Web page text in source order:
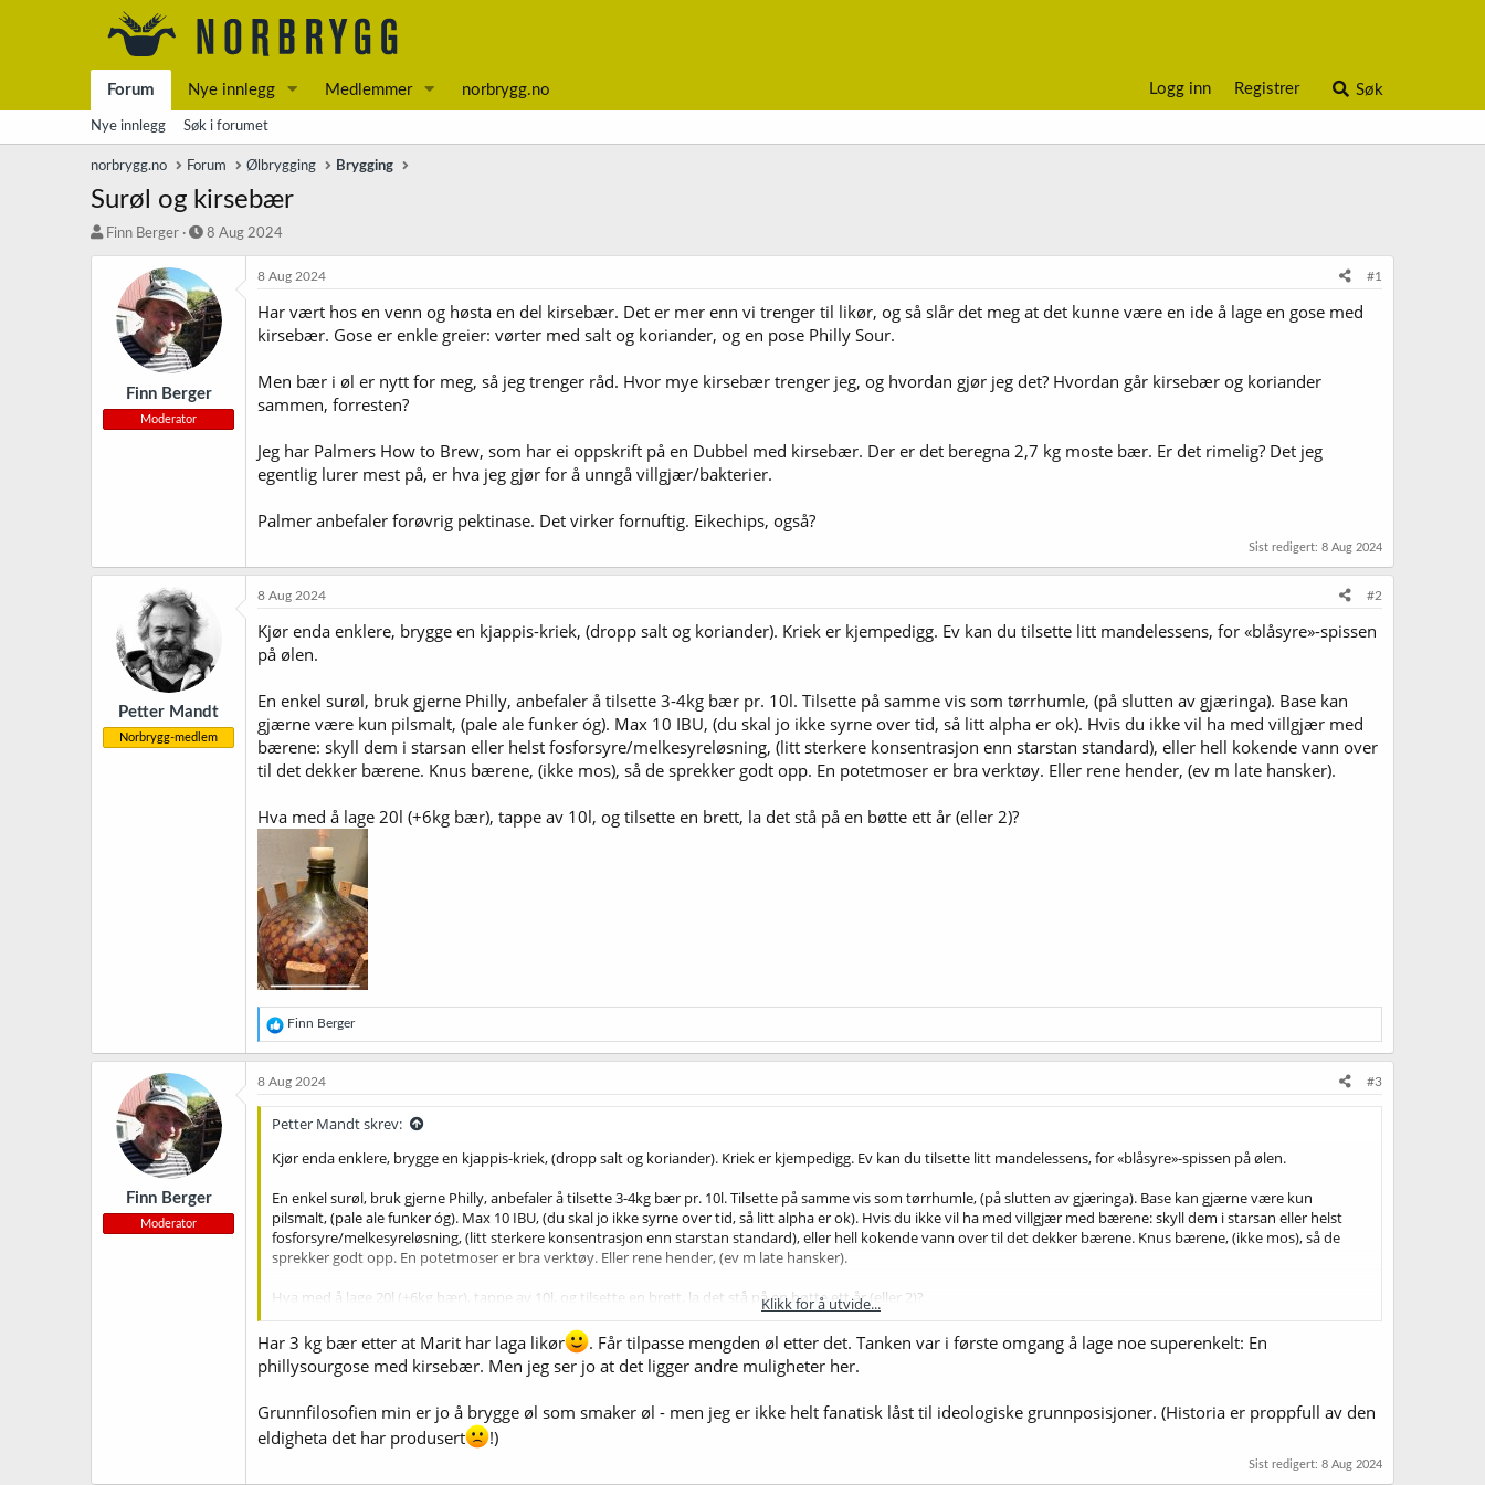
Forum Nye innlegg Medlemmer norbrygg.no Logg inn Registrer Søk
Nye innlegg Søk i forumet
norbrygg.no Forum Ølbrygging Brygging
Surøl og kirsebær
T
e
r
Finn Berger
S
r
t
d
a
o
8 Aug 2024
Finn Berger
Moderator
8 Aug 2024 #1
Har vært hos en venn og høsta en del kirsebær. Det er mer enn vi trenger til likør, og så slår det meg at det kunne være en ide å lage en gose med
kirsebær. Gose er enkle greier: vørter med salt og koriander, og en pose Philly Sour.
Men bær i øl er nytt for meg, så jeg trenger råd. Hvor mye kirsebær trenger jeg, og hvordan gjør jeg det? Hvordan går kirsebær og koriander
sammen, forresten?
Jeg har Palmers How to Brew, som har ei oppskrift på en Dubbel med kirsebær. Der er det beregna 2,7 kg moste bær. Er det rimelig? Det jeg
egentlig lurer mest på, er hva jeg gjør for å unngå villgjær/bakterier.
Palmer anbefaler forøvrig pektinase. Det virker fornuftig. Eikechips, også?
Sist redigert: 8 Aug 2024
Petter Mandt
Norbrygg-medlem
8 Aug 2024 #2
Kjør enda enklere, brygge en kjappis-kriek, (dropp salt og koriander). Kriek er kjempedigg. Ev kan du tilsette litt mandelessens, for «blåsyre»-spissen
på ølen.
En enkel surøl, bruk gjerne Philly, anbefaler å tilsette 3-4kg bær pr. 10l. Tilsette på samme vis som tørrhumle, (på slutten av gjæringa). Base kan
gjærne være kun pilsmalt, (pale ale funker óg). Max 10 IBU, (du skal jo ikke syrne over tid, så litt alpha er ok). Hvis du ikke vil ha med villgjær med
bærene: skyll dem i starsan eller helst fosforsyre/melkesyreløsning, (litt sterkere konsentrasjon enn starstan standard), eller hell kokende vann over
til det dekker bærene. Knus bærene, (ikke mos), så de sprekker godt opp. En potetmoser er bra verktøy. Eller rene hender, (ev m late hansker).
Hva med å lage 20l (+6kg bær), tappe av 10l, og tilsette en brett, la det stå på en bøtte ett år (eller 2)?
R
e
a
s
j
o
e
:
Finn Berger
Finn Berger
Moderator
8 Aug 2024 #3
Petter Mandt skrev:
Kjør enda enklere, brygge en kjappis-kriek, (dropp salt og koriander). Kriek er kjempedigg. Ev kan du tilsette litt mandelessens, for «blåsyre»-spissen på ølen.
En enkel surøl, bruk gjerne Philly, anbefaler å tilsette 3-4kg bær pr. 10l. Tilsette på samme vis som tørrhumle, (på slutten av gjæringa). Base kan gjærne være kun
pilsmalt, (pale ale funker óg). Max 10 IBU, (du skal jo ikke syrne over tid, så litt alpha er ok). Hvis du ikke vil ha med villgjær med bærene: skyll dem i starsan eller helst
fosforsyre/melkesyreløsning, (litt sterkere konsentrasjon enn starstan standard), eller hell kokende vann over til det dekker bærene. Knus bærene, (ikke mos), så de
sprekker godt opp. En potetmoser er bra verktøy. Eller rene hender, (ev m late hansker).
Hva med å lage 20l (+6kg bær), tappe av 10l, og tilsette en brett, la det stå på en bøtte ett år (eller 2)?
Klikk for å utvide...
Har 3 kg bær etter at Marit har laga likør
. Får tilpasse mengden øl etter det. Tanken var i første omgang å lage noe superenkelt: En
phillysourgose med kirsebær. Men jeg ser jo at det ligger andre muligheter her.
Grunnfilosofien min er jo å brygge øl som smaker øl - men jeg er ikke helt fanatisk låst til ideologiske grunnposisjoner. (Historia er proppfull av den
eldigheta det har produsert
!)
Sist redigert: 8 Aug 2024